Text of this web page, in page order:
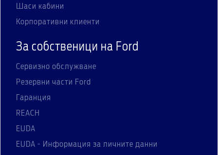
Шаси кабини
Корпоративни клиенти
За собственици на Ford
Сервизно обслужване
Резервни части Ford
Гаранция
REACH
EUDA
EUDA - Информация за личните данни